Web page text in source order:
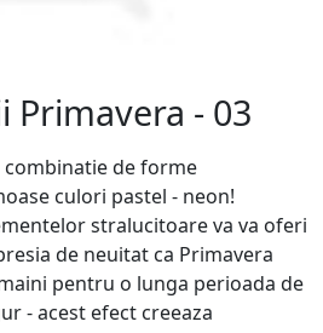
Primavera - 03
de forme
culori pastel - neon!
stralucitoare va va oferi
de neuitat ca Primavera
pentru o lunga perioada de
- acest efect creeaza